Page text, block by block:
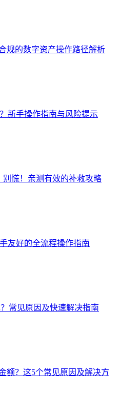
规的数字资产操作路径解析
新手操作指南与风险提示
慌！亲测有效的补救攻略
友好的全流程操作指南
常见原因及快速解决指南
额？这5个常见原因及解决方